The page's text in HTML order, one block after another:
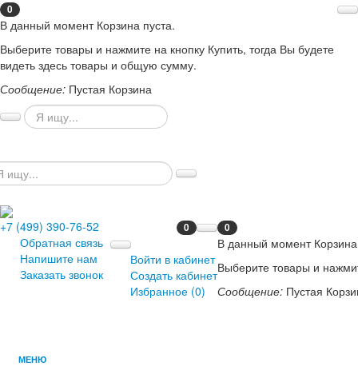
0
В данный момент Корзина пуста.
Выберите товары и нажмите на кнопку Купить, тогда Вы будете
видеть здесь товары и общую сумму.
Сообщение: Пустая Корзина
+7 (499) 390-76-52
Обратная связь
Напишите нам
Заказать звонок
0
В данный момент Корзина
Выберите товары и
Сообщение: Пустая
0
Войти в кабинет
Создать кабинет
Избранное (0)
МЕНЮ